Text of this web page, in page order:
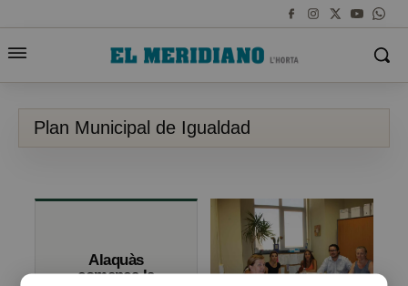
Plan Municipal de Igualdad
Alaquàs
comença la